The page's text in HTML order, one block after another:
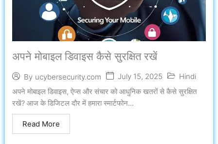
अपने मोबाइल डिवाइस कैसे सुरक्षित रखें
By ucybersecurity.com July 15, 2025 Hindi
अपने मोबाइल डिवाइस, ऐप्स और संचार को आधुनिक खतरों से कैसे सुरक्षित
रखें? आज के डिजिटल दौर में हमारा स्मार्टफोन...
Read More